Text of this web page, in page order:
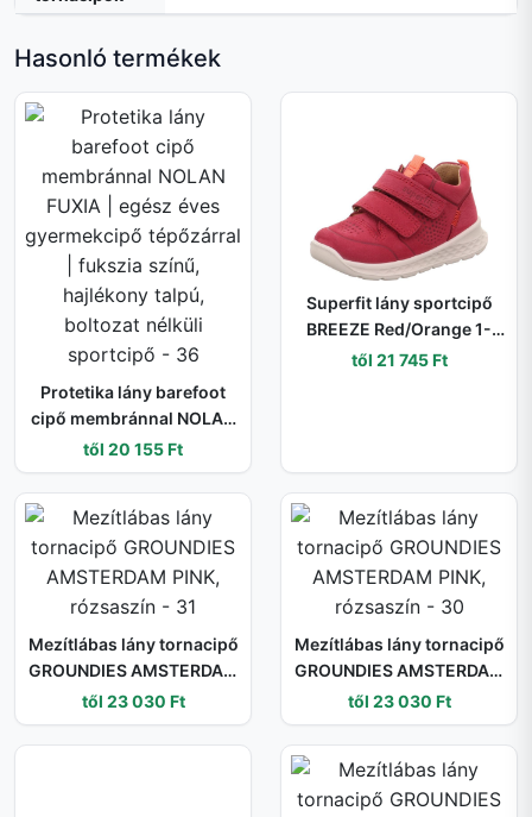
Hasonló termékek
Protetika lány barefoot
cipő membránnal NOLAN
FUXIA | egész éves
gyermekcipő tépőzárral |
fukszia színű, hajlékony
talpú, boltozat nélküli
sportcipő - 36
től 20 155 Ft
Superfit lány sportcipő
BREEZE Red/Orange 1-
000363-5040 | egész
től 21 745 Ft
Mezítlábas lány tornacipő
GROUNDIES AMSTERDAM
PINK, rózsaszín - 31
től 23 030 Ft
Mezítlábas lány tornacipő
GROUNDIES AMSTERDAM
PINK, rózsaszín - 30
től 23 030 Ft